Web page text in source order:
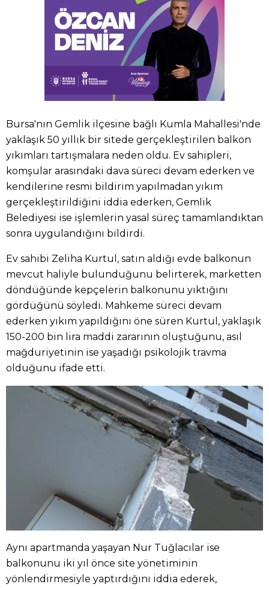
Bursa'nın Gemlik ilçesine bağlı Kumla Mahallesi'nde
yaklaşık 50 yıllık bir sitede gerçekleştirilen balkon
yıkımları tartışmalara neden oldu. Ev sahipleri,
komşular arasındaki dava süreci devam ederken ve
kendilerine resmi bildirim yapılmadan yıkım
gerçekleştirildiğini iddia ederken, Gemlik
Belediyesi ise işlemlerin yasal süreç tamamlandıktan
sonra uygulandığını bildirdi.
Ev sahibi Zeliha Kurtul, satın aldığı evde balkonun
mevcut haliyle bulunduğunu belirterek, marketten
döndüğünde kepçelerin balkonunu yıktığını
gördüğünü söyledi. Mahkeme süreci devam
ederken yıkım yapıldığını öne süren Kurtul, yaklaşık
150-200 bin lira maddi zararının oluştuğunu, asıl
mağduriyetinin ise yaşadığı psikolojik travma
olduğunu ifade etti.
Aynı apartmanda yaşayan Nur Tuğlacılar ise
balkonunu iki yıl önce site yönetiminin
yönlendirmesiyle yaptırdığını iddia ederek,